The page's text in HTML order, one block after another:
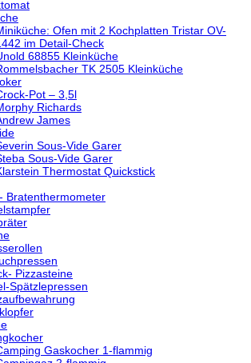
Ofen mit 2 Kochplatten Tristar OV-
im Detail-Check
68855 Kleinküche
TK 2505 Kleinküche
Pot – 3,5l
Richards
James
Sous-Vide Garer
Sous-Vide Garer
Thermostat Quickstick
Bratenthermometer
Pizzasteine
Spätzlepressen
Gaskocher 1-flammig